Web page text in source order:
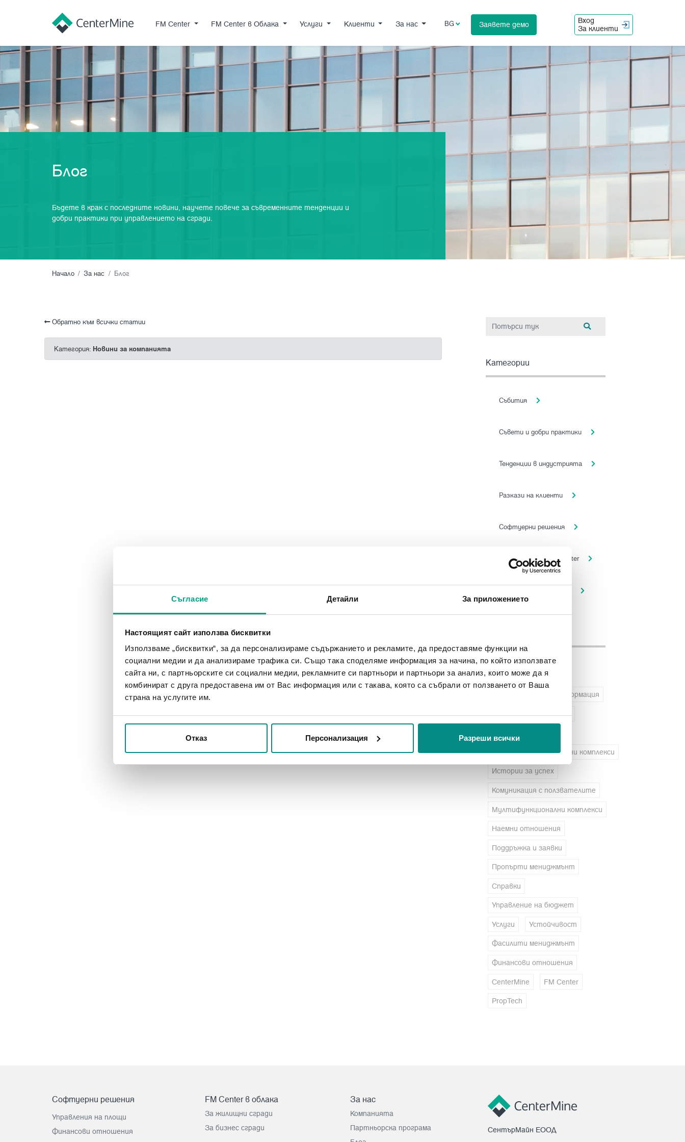
Съгласие Детайли За приложението
Настоящият сайт използва бисквитки
Използваме „бисквитки“, за да персонализираме съдържанието и рекламите, да предоставяме функции на
социални медии и да анализираме трафика си. Също така споделяме информация за начина, по който използвате
сайта ни, с партньорските си социални медии, рекламните си партньори и партньори за анализ, които може да я
комбинират с друга предоставена им от Вас информация или с такава, която са събрали от ползването от Ваша
страна на услугите им.
Отказ Персонализация Разреши всички
FM Center FM CenterFM Center в Облака FM Center в Облака
Услуги УслугиКлиенти КлиентиЗа нас За нас BG Заявете демо
Вход
За клиенти
Блог
Бъдете в крак с последните новини, научете повече за съвременните тенденции и
добри практики при управлението на сгради.
Начало За нас Блог
Обратно към всички статии
Категория: Новини за компанията
Категории
Събития
Съвети и добри практики
Тенденции в индустрията
Разкази на клиенти
Софтуерни решения
Платформата FM Center
Автоматизация
Анализ на данни и информация
Бизнес сгради и офиси
Жилищни и ваканционни комплекси
Истории за успех
Комуникация с ползвателите
Мултифункционални комплекси
Наемни отношения
Поддръжка и заявки
Пропърти мениджмънт
Справки
Управление на бюджет
Услуги Устойчивост
Фасилити мениджмънт
Финансови отношения
CenterMine FM Center
PropTech
Софтуерни решения
Управления на площи
Финансови отношения
FM Center в облака
За жилищни сгради
За бизнес сгради
За нас
Компанията
Партньорска програма
СентърМайн ЕООД